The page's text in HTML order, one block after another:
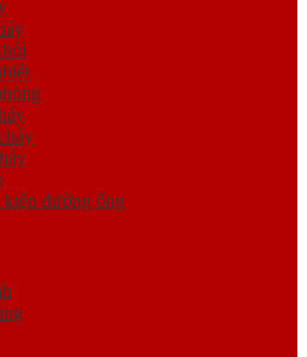
đường ống